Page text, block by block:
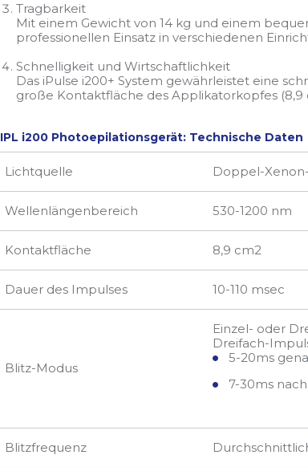
Tragbarkeit
Mit einem Gewicht von 14 kg und einem
professionellen Einsatz in verschiedenen
Schnelligkeit und Wirtschaftlichkeit
Das iPulse i200+ System gewährleistet eine
große Kontaktfläche des Applikatorkopfes (8,9
IPL i200 Photoepilationsgerät: Technische Daten
Lichtquelle Doppel-
Wellenlängenbereich 530-1200 nm
Kontaktfläche 8,9 cm2
Dauer des Impulses 10-110 msec
Blitz-Modus
Einzel- oder
Dreifach-
5-20ms
7-30ms
Blitzfrequenz